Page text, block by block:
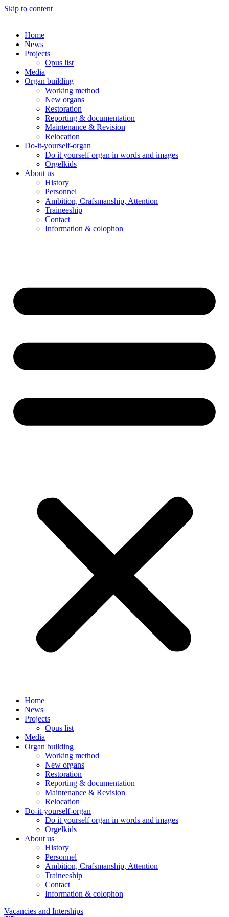
Skip to content
Home
News
Projects
Opus list
Media
Organ building
Working method
New organs
Restoration
Reporting & documentation
Maintenance & Revision
Relocation
Do-it-yourself-organ
Do it yourself organ in words and images
Orgelkids
About us
History
Personnel
Ambition, Crafsmanship, Attention
Traineeship
Contact
Information & colophon
Home
News
Projects
Opus list
Media
Organ building
Working method
New organs
Restoration
Reporting & documentation
Maintenance & Revision
Relocation
Do-it-yourself-organ
Do it yourself organ in words and images
Orgelkids
About us
History
Personnel
Ambition, Crafsmanship, Attention
Traineeship
Contact
Information & colophon
Vacancies and Interships